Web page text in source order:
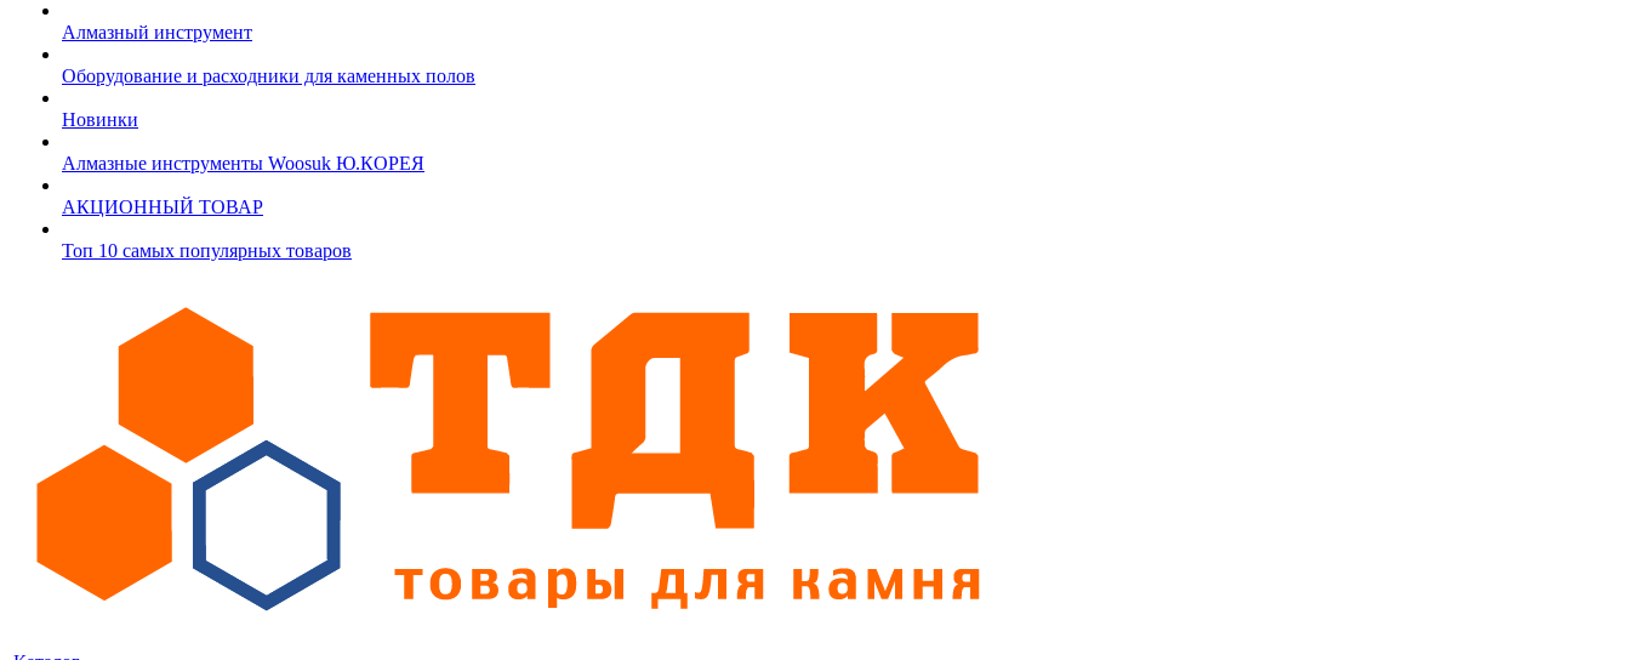
Алмазный инструмент
Оборудование и расходники для каменных полов
Новинки
Алмазные инструменты Woosuk Ю.КОРЕЯ
АКЦИОННЫЙ ТОВАР
Топ 10 самых популярных товаров